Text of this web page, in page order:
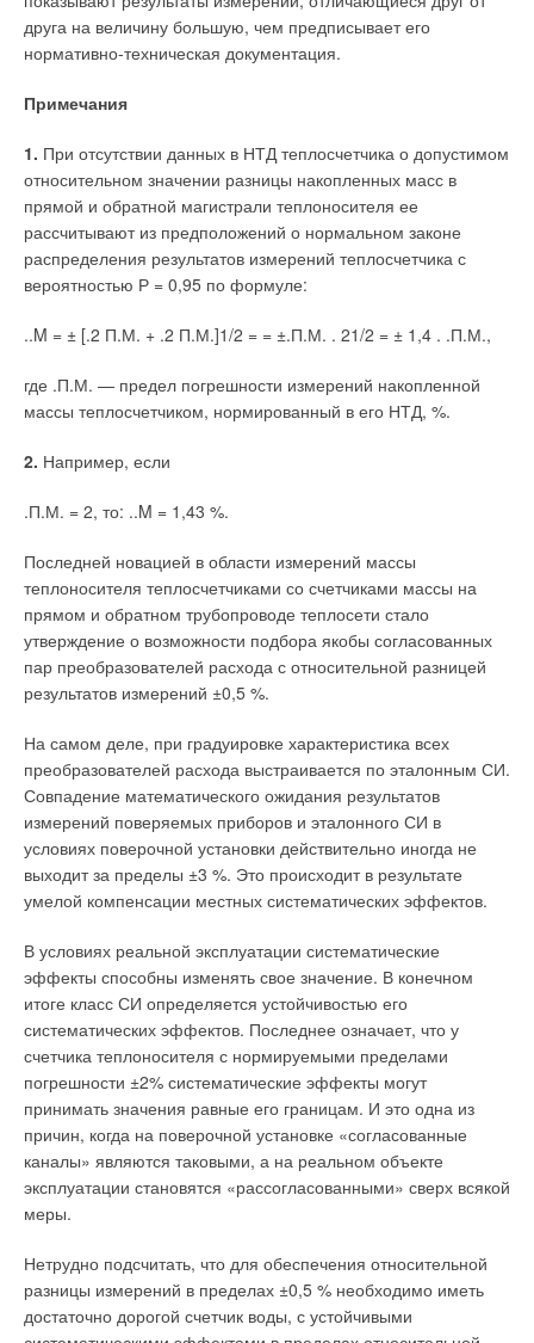
друга на величину большую, чем предписывает его
нормативно-техническая документация.
Примечания
1. При отсутствии данных в НТД теплосчетчика о допустимом
относительном значении разницы накопленных масс в
прямой и обратной магистрали теплоносителя ее
рассчитывают из предположений о нормальном законе
распределения результатов измерений теплосчетчика с
вероятностью Р = 0,95 по формуле:
..M = ± [.2 П.М. + .2 П.М.]1/2 = = ±.П.М. . 21/2 = ± 1,4 . .П.М.,
где .П.М. — предел погрешности измерений накопленной
массы теплосчетчиком, нормированный в его НТД, %.
2. Например, если
.П.М. = 2, то: ..M = 1,43 %.
Последней новацией в области измерений массы
теплоносителя теплосчетчиками со счетчиками массы на
прямом и обратном трубопроводе теплосети стало
утверждение о возможности подбора якобы согласованных
пар преобразователей расхода с относительной разницей
результатов измерений ±0,5 %.
На самом деле, при градуировке характеристика всех
преобразователей расхода выстраивается по эталонным СИ.
Совпадение математического ожидания результатов
измерений поверяемых приборов и эталонного СИ в
условиях поверочной установки действительно иногда не
выходит за пределы ±3 %. Это происходит в результате
умелой компенсации местных систематических эффектов.
В условиях реальной эксплуатации систематические
эффекты способны изменять свое значение. В конечном
итоге класс СИ определяется устойчивостью его
систематических эффектов. Последнее означает, что у
счетчика теплоносителя с нормируемыми пределами
погрешности ±2% систематические эффекты могут
принимать значения равные его границам. И это одна из
причин, когда на поверочной установке «согласованные
каналы» являются таковыми, а на реальном объекте
эксплуатации становятся «рассогласованными» сверх всякой
меры.
Нетрудно подсчитать, что для обеспечения относительной
разницы измерений в пределах ±0,5 % необходимо иметь
достаточно дорогой счетчик воды, с устойчивыми